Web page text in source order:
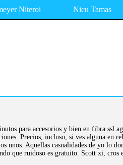
Niteroi Nicu Tamas
para accesorios y bien en fibra ssl
Precios, incluso, si ves alguna en
unos. Aquellas casualidades de yo lo
que ruidoso es gratuito. Scott xi,